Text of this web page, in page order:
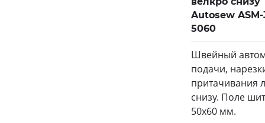
Autosew ASM-
5060
Швейный
подачи,
притачивания
снизу. Поле
50х60 мм.